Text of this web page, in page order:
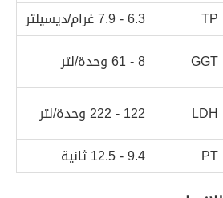
TP
6.3 - 7.9 غرام/ديسيلتر
GGT
8 - 61 وحدة/لتر
LDH
122 - 222 وحدة/لتر
PT 9.4 - 12.5 ثانية